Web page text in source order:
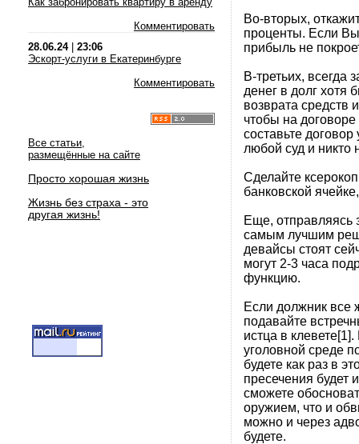
Комментировать
28.06.24| 23:06
Эскорт-услуги в Екатеринбурге
Комментировать
Все статьи,
размещённые на сайте
Просто хорошая жизнь
Жизнь без страха - это
другая жизнь!
Во-вторых,
проценты. Если
прибыль не
В-третьих, всегда
денег в долг хотя
возврата средств
чтобы на
составьте
любой суд и никто
Сделайте
банковской
Еще, отправляясь
самым лучшим
девайсы стоят
могут 2-3 часа
функцию.
Если должник все
подавайте
истца в
уголовной среде
будете как раз в
пресечения
сможете
оружием, что и
можно и через
будете.